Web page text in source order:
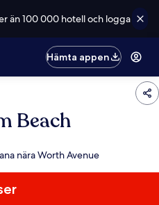
än 100 000 hotell och logga
Hämta appen
Beach
nära Worth Avenue